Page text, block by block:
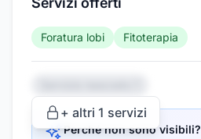
Foratura lobi Fitoterapia
+ altri 1 servizi
Perché non sono visibili?